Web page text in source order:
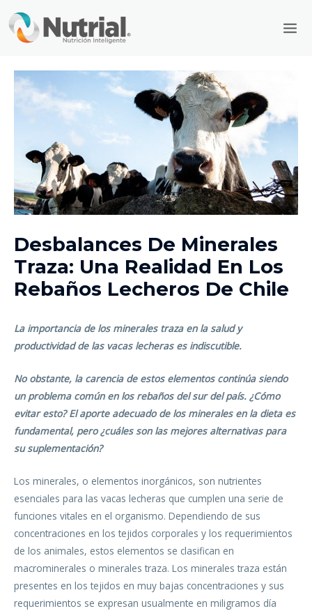
contenido
Desbalances De Minerales
Traza: Una Realidad En Los
Rebaños Lecheros De Chile
La importancia de los minerales traza en la salud y
productividad de las vacas lecheras es indiscutible.
No obstante, la carencia de estos elementos continúa siendo
un problema común en los rebaños del sur del país. ¿Cómo
evitar esto? El aporte adecuado de los minerales en la dieta es
fundamental, pero ¿cuáles son las mejores alternativas para
su suplementación?
Los minerales, o elementos inorgánicos, son nutrientes
esenciales para las vacas lecheras que cumplen una serie de
funciones vitales en el organismo. Dependiendo de sus
concentraciones en los tejidos corporales y los requerimientos
de los animales, estos elementos se clasifican en
macrominerales o minerales traza. Los minerales traza están
presentes en los tejidos en muy bajas concentraciones y sus
requerimientos se expresan usualmente en miligramos día